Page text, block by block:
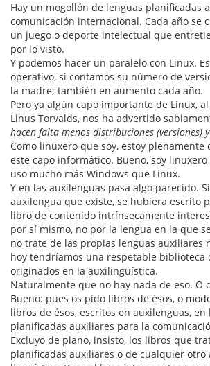
Hay un mogollón de lenguas planificadas
comunicación internacional. Cada año se
un juego o deporte intelectual que
por lo visto.
Y podemos hacer un paralelo con Linux.
operativo, si contamos su número de
la madre; también en aumento cada año.
Pero ya algún capo importante de Linux,
Linus Torvalds, nos ha advertido
hacen falta menos distribuciones (versiones)
Como linuxero que soy, estoy plenamente
este capo informático. Bueno, soy
uso mucho más Windows que Linux.
Y en las auxilenguas pasa algo parecido.
auxilengua que existe, se hubiera escrito
libro de contenido intrínsecamente
por sí mismo, no por la lengua en la que
no trate de las propias lenguas auxiliares
hoy tendríamos una respetable biblioteca
originados en la auxilingüística.
Naturalmente que no hay nada de eso. O
Bueno: pues os pido libros de ésos, o
libros de ésos, escritos en auxilenguas, en
planificadas auxiliares para la
Excluyo de plano, insisto, los libros que
planificadas auxiliares o de cualquier otro